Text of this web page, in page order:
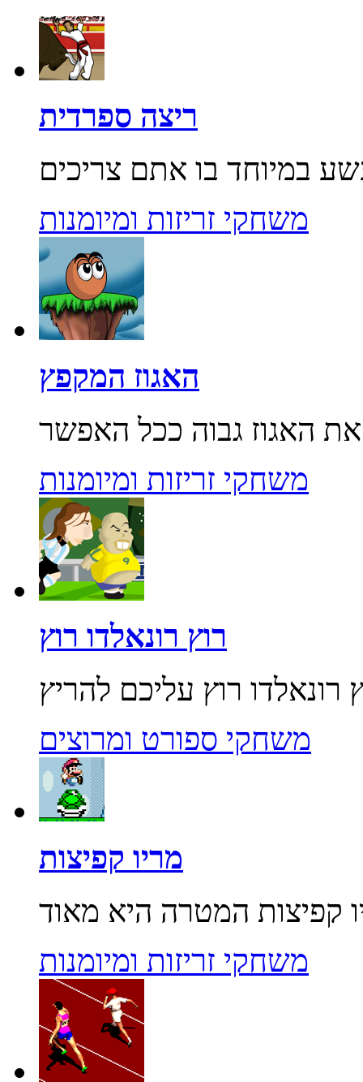
ריצה ספרדית
משחקי זריזות ומיומנות
האגוז המקפץ
משחקי זריזות ומיומנות
רוץ רונאלדו רוץ
משחקי ספורט ומרוצים
מריו קפיצות
משחקי זריזות ומיומנות